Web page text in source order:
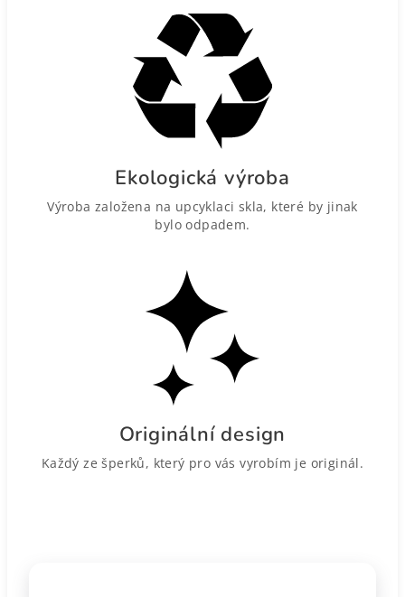
Ekologická výroba
Výroba založena na upcyklaci skla, které by jinak
bylo odpadem.
Originální design
Každý ze šperků, který pro vás vyrobím je originál.